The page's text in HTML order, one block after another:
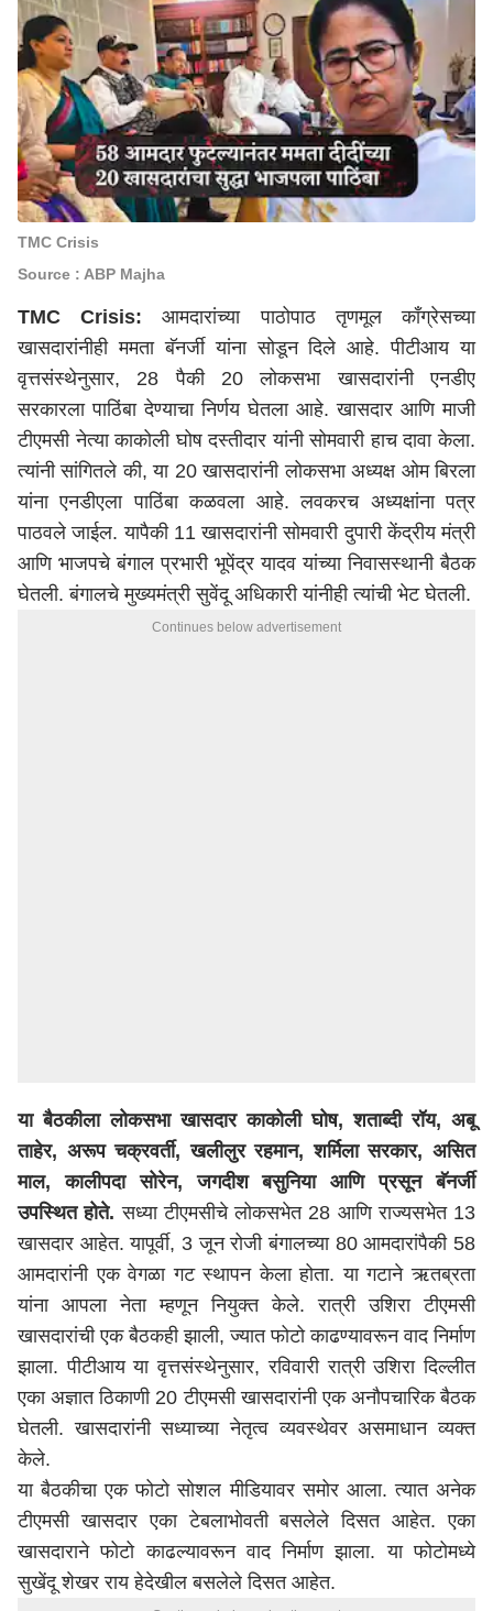
TMC Crisis
Source : ABP Majha
TMC Crisis:आमदारांच्या पाठोपाठ तृणमूल काँग्रेसच्या
खासदारांनीही ममता बॅनर्जी यांना सोडून दिले आहे. पीटीआय या
वृत्तसंस्थेनुसार, 28 पैकी 20 लोकसभा खासदारांनी एनडीए
सरकारला पाठिंबा देण्याचा निर्णय घेतला आहे. खासदार आणि माजी
टीएमसी नेत्या काकोली घोष दस्तीदार यांनी सोमवारी हाच दावा केला.
त्यांनी सांगितले की, या 20 खासदारांनी लोकसभा अध्यक्ष ओम बिरला
यांना एनडीएला पाठिंबा कळवला आहे. लवकरच अध्यक्षांना पत्र
पाठवले जाईल. यापैकी 11 खासदारांनी सोमवारी दुपारी केंद्रीय मंत्री
आणि भाजपचे बंगाल प्रभारी भूपेंद्र यादव यांच्या निवासस्थानी बैठक
घेतली. बंगालचे मुख्यमंत्री सुवेंदू अधिकारी यांनीही त्यांची भेट घेतली.
Continues below advertisement
या बैठकीला लोकसभा खासदार काकोली घोष, शताब्दी रॉय, अबू
ताहेर, अरूप चक्रवर्ती, खलीलुर रहमान, शर्मिला सरकार, असित
माल, कालीपदा सोरेन, जगदीश बसुनिया आणि प्रसून बॅनर्जी
उपस्थित होते. सध्या टीएमसीचे लोकसभेत 28 आणि राज्यसभेत 13
खासदार आहेत. यापूर्वी, 3 जून रोजी बंगालच्या 80 आमदारांपैकी 58
आमदारांनी एक वेगळा गट स्थापन केला होता. या गटाने ऋतब्रता
यांना आपला नेता म्हणून नियुक्त केले. रात्री उशिरा टीएमसी
खासदारांची एक बैठकही झाली, ज्यात फोटो काढण्यावरून वाद निर्माण
झाला. पीटीआय या वृत्तसंस्थेनुसार, रविवारी रात्री उशिरा दिल्लीत
एका अज्ञात ठिकाणी 20 टीएमसी खासदारांनी एक अनौपचारिक बैठक
घेतली. खासदारांनी सध्याच्या नेतृत्व व्यवस्थेवर असमाधान व्यक्त
केले.
या बैठकीचा एक फोटो सोशल मीडियावर समोर आला. त्यात अनेक
टीएमसी खासदार एका टेबलाभोवती बसलेले दिसत आहेत. एका
खासदाराने फोटो काढल्यावरून वाद निर्माण झाला. या फोटोमध्ये
सुखेंदू शेखर राय हेदेखील बसलेले दिसत आहेत.